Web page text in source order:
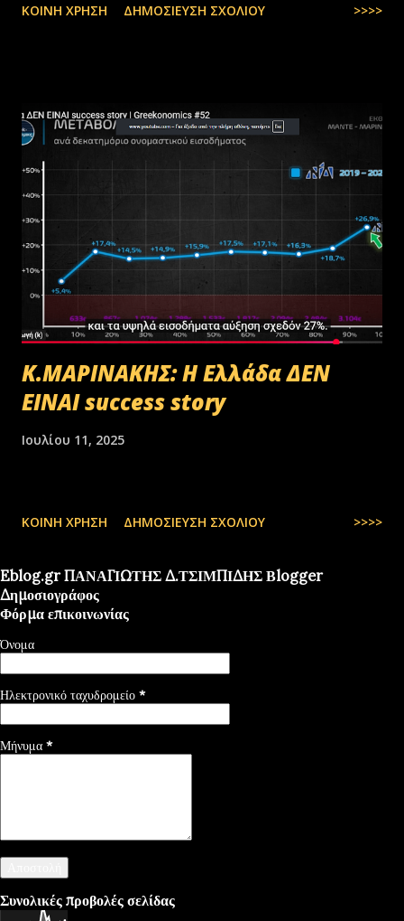
ΚΟΙΝΉ ΧΡΉΣΗ ΔΗΜΟΣΊΕΥΣΗ ΣΧΟΛΊΟΥ >>>>
Κ.ΜΑΡΙΝΑΚΗΣ: Η Ελλάδα ΔΕΝ
ΕΙΝΑΙ success story
Ιουλίου 11, 2025
ΚΟΙΝΉ ΧΡΉΣΗ ΔΗΜΟΣΊΕΥΣΗ ΣΧΟΛΊΟΥ >>>>
Eblog.gr ΠΑΝΑΓΙΩΤΗΣ Δ.ΤΣΙΜΠΙΔΗΣ Βlogger
Δημοσιογράφος
Φόρμα επικοινωνίας
Όνομα
Ηλεκτρονικό ταχυδρομείο *
Μήνυμα *
Συνολικές προβολές σελίδας